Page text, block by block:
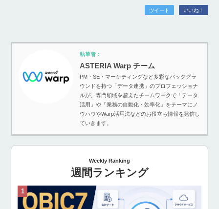
ツイート いいね！
執筆者：
ASTERIA Warp チーム
PM・SE・マーケティングなど多彩なバックグラ
ウンドを持つ「データ連携」のプロフェッショナ
ルが、専門領域を超えたチームワークで「データ
活用」や「業務の自動化・効率化」をテーマにノ
ウハウやWarp活用法などのお役立ち情報を発信し
ていきます。
Weekly Ranking
週間ランキング